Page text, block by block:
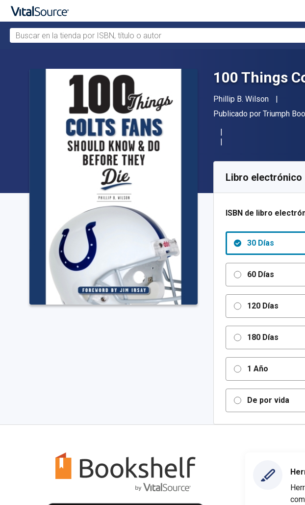
Buscar en la tienda por ISBN, título o autor
100 Things
Autor(es)
Phillip B. Wilson
Editor
Publicado por Triumph
SKU:
Libro electrónico
ISBN de libro
30 Días
60 Días
120 Días
180 Días
1 Año
De por vida